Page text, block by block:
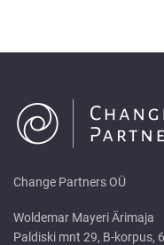
Change Partners OÜ
Woldemar Mayeri Ärimaja
Paldiski mnt 29, B-korpus,